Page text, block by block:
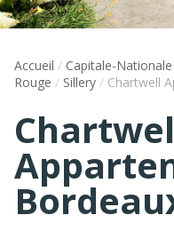
Accueil / Capitale-Nationale
Rouge / Sillery / Chartwell